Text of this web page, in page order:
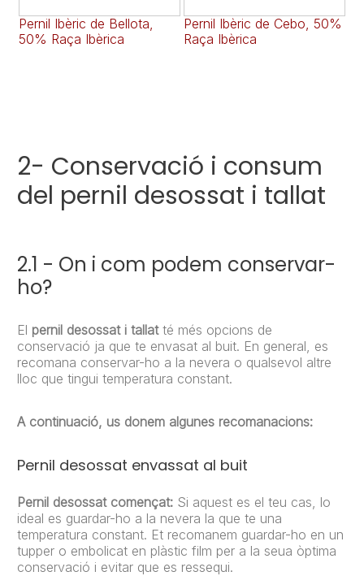
Pernil Ibèric de Bellota,
50% Raça Ibèrica
Pernil Ibèric de Cebo, 50%
Raça Ibèrica
2- Conservació i consum
del pernil desossat i tallat
2.1 - On i com podem conservar-
ho?
El pernil desossat i tallatté més opcions de
conservació ja que te envasat al buit. En general, es
recomana conservar-ho a la nevera o qualsevol altre
lloc que tingui temperatura constant.
A continuació, us donem algunes recomanacions:
Pernil desossat envassat al buit
Pernil desossat començat: Si aquest es el teu cas, lo
ideal es guardar-ho a la nevera la que te una
temperatura constant. Et recomanem guardar-ho en un
tupper o embolicat en plàstic film per a la seua òptima
conservació i evitar que es ressequi.